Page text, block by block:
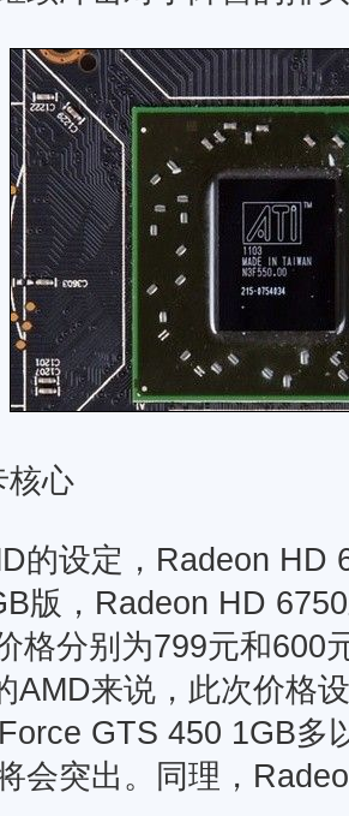
核心
设定，Radeon HD
版，Radeon HD
格分别为799元和600
AMD来说，此次价格
GTS 450 1GB多
会突出。同理，